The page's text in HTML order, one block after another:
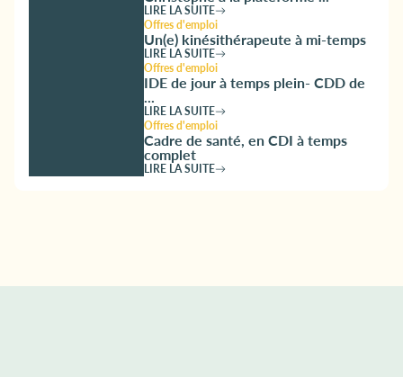
LIRE LA SUITE
Offres d'emploi
Un(e) kinésithérapeute à mi-temps
LIRE LA SUITE
Offres d'emploi
IDE de jour à temps plein- CDD de
...
LIRE LA SUITE
Offres d'emploi
Cadre de santé, en CDI à temps
complet
LIRE LA SUITE